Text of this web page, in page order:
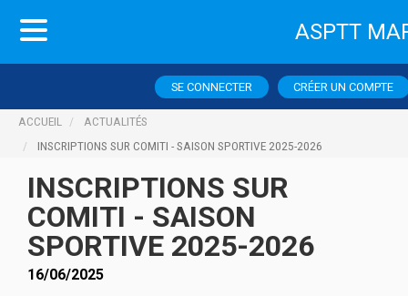
ASPTT
SE CONNECTER CRÉER UN COMPTE
ACCUEIL
ACTUALITÉS
INSCRIPTIONS SUR COMITI - SAISON SPORTIVE 2025-2026
INSCRIPTIONS SUR
COMITI - SAISON
SPORTIVE 2025-2026
16/06/2025